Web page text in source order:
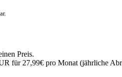
Preis.
für 27,99€ pro Monat (jährliche